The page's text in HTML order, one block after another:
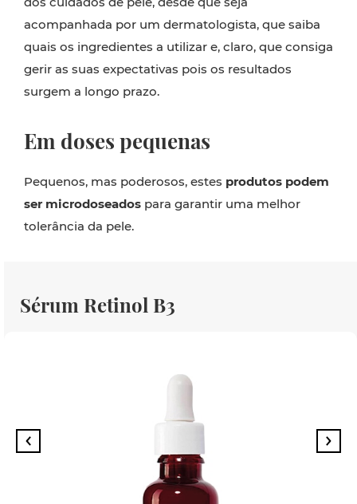
acompanhada por um dermatologista, que saiba
quais os ingredientes a utilizar e, claro, que consiga
gerir as suas expectativas pois os resultados
surgem a longo prazo.
Em doses pequenas
Pequenos, mas poderosos, estes produtos podem
ser microdoseados para garantir uma melhor
tolerância da pele.
Sérum Retinol B3